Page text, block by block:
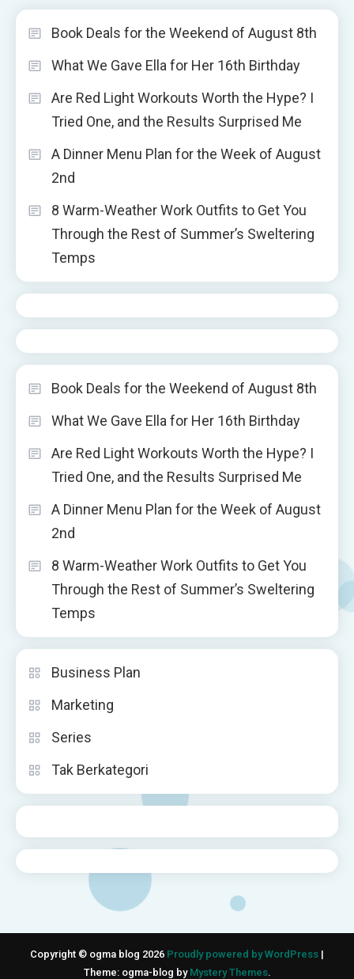
Book Deals for the Weekend of August 8th
What We Gave Ella for Her 16th Birthday
Are Red Light Workouts Worth the Hype? I
Tried One, and the Results Surprised Me
A Dinner Menu Plan for the Week of August
2nd
8 Warm-Weather Work Outfits to Get You
Through the Rest of Summer’s Sweltering
Temps
Book Deals for the Weekend of August 8th
What We Gave Ella for Her 16th Birthday
Are Red Light Workouts Worth the Hype? I
Tried One, and the Results Surprised Me
A Dinner Menu Plan for the Week of August
2nd
8 Warm-Weather Work Outfits to Get You
Through the Rest of Summer’s Sweltering
Temps
Business Plan
Marketing
Series
Tak Berkategori
Copyright © ogma blog 2026 Proudly powered by WordPress |
Theme: ogma-blog by Mystery Themes.